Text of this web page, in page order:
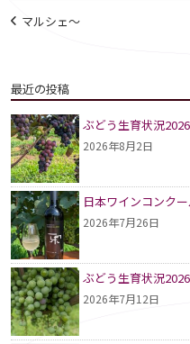
投
ナ
ビ
ゲ
ー
シ
ョ
ン
マルシェ～
最近の投稿
ぶどう生育状況
2026年8月2日
日本ワインコンク
2026年7月26日
ぶどう生育状況
2026年7月12日